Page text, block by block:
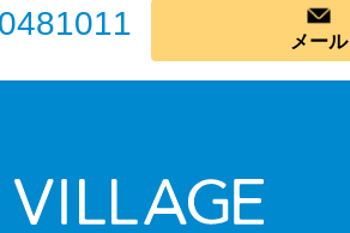
メール